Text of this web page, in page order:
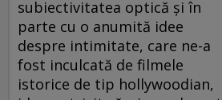
subiectivitatea optică şi în
parte cu o anumită idee
despre intimitate, care ne-a
fost inculcată de filmele
istorice de tip hollywoodian,